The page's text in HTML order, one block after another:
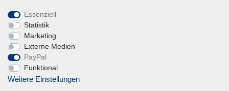
Blog
Datenschutzerklärung
Erklärung zur Barrierefreiheit
AGB
Impressum
Essenziell
Statistik
Marketing
Externe Medien
PayPal
Funktional
Weitere Einstellungen